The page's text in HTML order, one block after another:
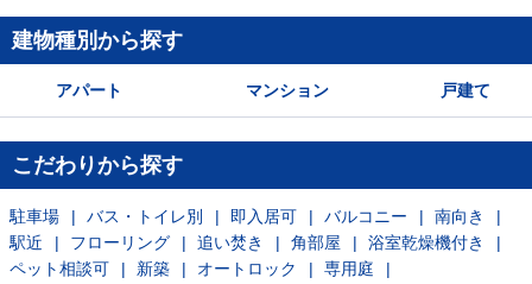
建物種別から探す
アパート マンション 戸建て
こだわりから探す
駐車場 バス・トイレ別 即入居可 バルコニー
南向き
駅近
フローリング 追い焚き 角部屋
浴室乾燥機付き
ペット相談可
新築 オートロック
専用庭